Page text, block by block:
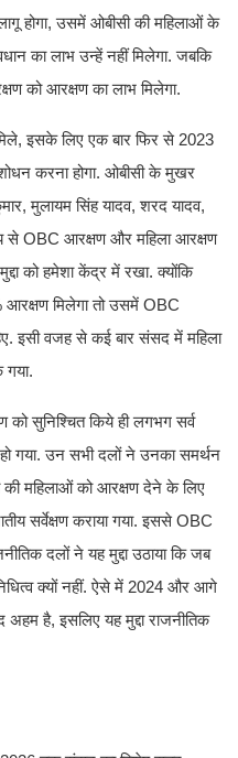
होगा, उसमें ओबीसी की महिलाओं के
का लाभ उन्हें नहीं मिलेगा. जबकि
को आरक्षण का लाभ मिलेगा.
इसके लिए एक बार फिर से 2023
करना होगा. ओबीसी के मुखर
मुलायम सिंह यादव, शरद यादव,
से OBC आरक्षण और महिला आरक्षण
को हमेशा केंद्र में रखा. क्योंकि
मिलेगा तो उसमें OBC
इसी वजह से कई बार संसद में महिला
को सुनिश्चित किये ही लगभग सर्व
गया. उन सभी दलों ने उनका समर्थन
की महिलाओं को आरक्षण देने के लिए
सर्वेक्षण कराया गया. इससे OBC
दलों ने यह मुद्दा उठाया कि जब
क्यों नहीं. ऐसे में 2024 और आगे
है, इसलिए यह मुद्दा राजनीतिक